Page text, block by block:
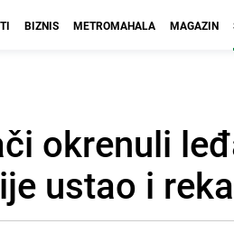
BIZNIS METROMAHALA MAGAZIN
okrenuli
ustao i